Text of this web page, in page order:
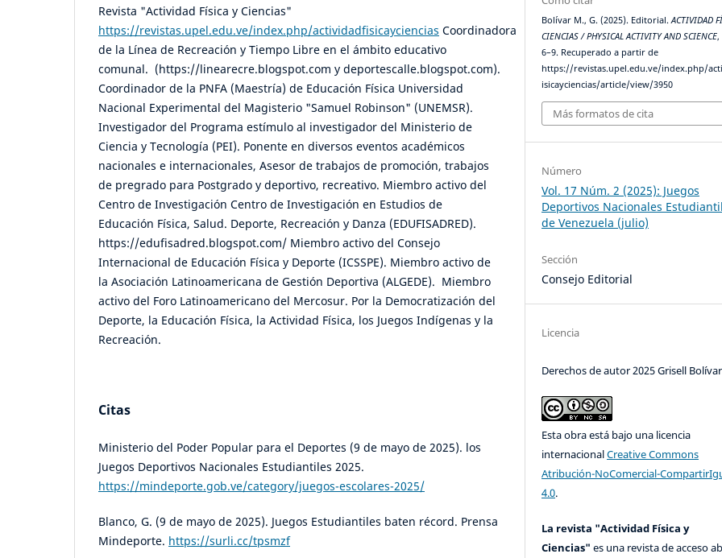
Revista "Actividad Física y Ciencias"
https://revistas.upel.edu.ve/index.php/actividadfisicayciencias Coordinadora
de la Línea de Recreación y Tiempo Libre en el ámbito educativo
comunal. (https://linearecre.blogspot.com y deportescalle.blogspot.com).
Coordinador de la PNFA (Maestría) de Educación Física Universidad
Nacional Experimental del Magisterio "Samuel Robinson" (UNEMSR).
Investigador del Programa estímulo al investigador del Ministerio de
Ciencia y Tecnología (PEI). Ponente en diversos eventos académicos
nacionales e internacionales, Asesor de trabajos de promoción, trabajos
de pregrado para Postgrado y deportivo, recreativo. Miembro activo del
Centro de Investigación Centro de Investigación en Estudios de
Educación Física, Salud. Deporte, Recreación y Danza (EDUFISADRED).
https://edufisadred.blogspot.com/ Miembro activo del Consejo
Internacional de Educación Física y Deporte (ICSSPE). Miembro activo de
la Asociación Latinoamericana de Gestión Deportiva (ALGEDE). Miembro
activo del Foro Latinoamericano del Mercosur. Por la Democratización del
Deporte, la Educación Física, la Actividad Física, los Juegos Indígenas y la
Recreación.
Citas
Ministerio del Poder Popular para el Deportes (9 de mayo de 2025). los
Juegos Deportivos Nacionales Estudiantiles 2025.
https://mindeporte.gob.ve/category/juegos-escolares-2025/
Blanco, G. (9 de mayo de 2025). Juegos Estudiantiles baten récord. Prensa
Mindeporte. https://surli.cc/tpsmzf
Bolívar M., G. (2025). Editorial.ACTIVIDAD
CIENCIAS / PHYSICAL ACTIVITY AND SCIENCE,
6–9. Recuperado a partir de
https://revistas.upel.edu.ve/index.php/
isicayciencias/article/view/3950
Más formatos de cita
Número
Vol. 17 Núm. 2 (2025): Juegos
Deportivos Nacionales
de Venezuela (julio)
Sección
Consejo Editorial
Licencia
Derechos de autor 2025 Grisell
Esta obra está bajo una licencia
internacionalCreative Commons
Atribución-NoComercial-
4.0.
La revista "Actividad Física y
Ciencias"es una revista de acceso